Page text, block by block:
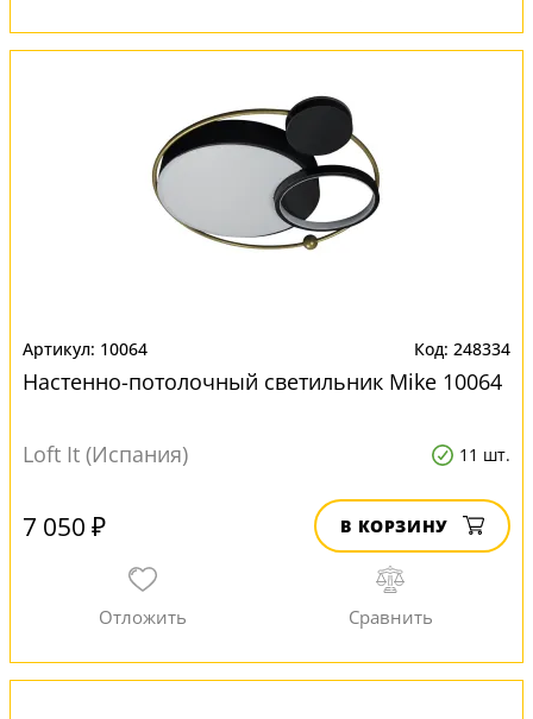
10064 248334
Настенно-потолочный светильник Mike 10064
Loft It (Испания) 11 шт.
7 050 ₽ В КОРЗИНУ